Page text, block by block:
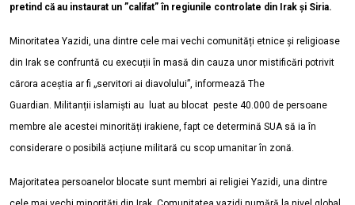
pretind că au instaurat un ”califat” în regiunile controlate din Irak și Siria.
Minoritatea Yazidi, una dintre cele mai vechi comunități etnice și religioase
din Irak se confruntă cu execuții în masă din cauza unor mistificări potrivit
cărora aceștia ar fi „servitori ai diavolului”, informează The
Guardian. Militanții islamiști au luat au blocat peste 40.000 de persoane
membre ale acestei minorități irakiene, fapt ce determină SUA să ia în
considerare o posibilă acțiune militară cu scop umanitar în zonă.
Majoritatea persoanelor blocate sunt membri ai religiei Yazidi, una dintre